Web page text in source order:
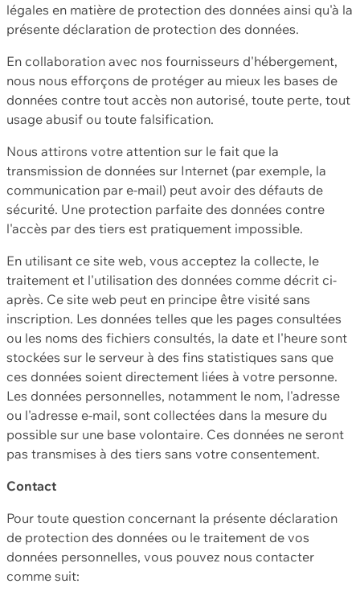
légales en matière de protection des données ainsi qu'à la
présente déclaration de protection des données.
En collaboration avec nos fournisseurs d'hébergement,
nous nous efforçons de protéger au mieux les bases de
données contre tout accès non autorisé, toute perte, tout
usage abusif ou toute falsification.
Nous attirons votre attention sur le fait que la
transmission de données sur Internet (par exemple, la
communication par e-mail) peut avoir des défauts de
sécurité. Une protection parfaite des données contre
l'accès par des tiers est pratiquement impossible.
En utilisant ce site web, vous acceptez la collecte, le
traitement et l'utilisation des données comme décrit ci-
après. Ce site web peut en principe être visité sans
inscription. Les données telles que les pages consultées
ou les noms des fichiers consultés, la date et l'heure sont
stockées sur le serveur à des fins statistiques sans que
ces données soient directement liées à votre personne.
Les données personnelles, notamment le nom, l'adresse
ou l'adresse e-mail, sont collectées dans la mesure du
possible sur une base volontaire. Ces données ne seront
pas transmises à des tiers sans votre consentement.
Contact
Pour toute question concernant la présente déclaration
de protection des données ou le traitement de vos
données personnelles, vous pouvez nous contacter
comme suit: